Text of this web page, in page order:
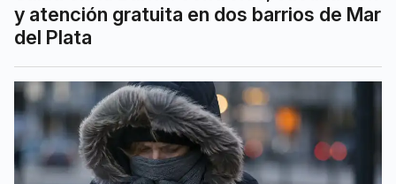
y atención gratuita en dos barrios de Mar
del Plata